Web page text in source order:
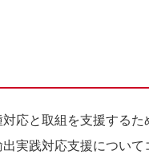
応と取組を支援する
実践対応支援について